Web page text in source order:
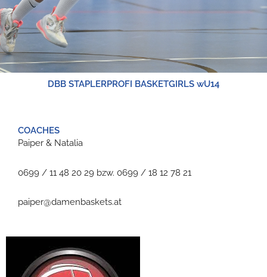
DBB STAPLERPROFI BASKETGIRLS wU14
COACHES
Paiper & Natalia
0699 / 11 48 20 29 bzw. 0699 / 18 12 78 21
paiper@damenbaskets.at